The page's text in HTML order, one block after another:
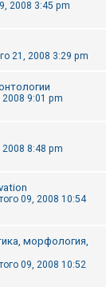
2008 3:45 pm
21, 2008 3:29 pm
2008 9:01 pm
2008 8:48 pm
09, 2008 10:54
морфология,
09, 2008 10:52